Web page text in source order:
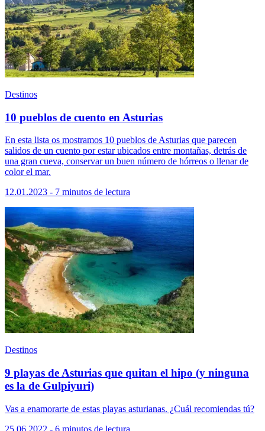
Destinos
10 pueblos de cuento en Asturias
En esta lista os mostramos 10 pueblos de Asturias que parecen
salidos de un cuento por estar ubicados entre montañas, detrás de
una gran cueva, conservar un buen número de hórreos o llenar de
color el mar.
12.01.2023 - 7 minutos de lectura
Destinos
9 playas de Asturias que quitan el hipo (y ninguna
es la de Gulpiyuri)
Vas a enamorarte de estas playas asturianas. ¿Cuál recomiendas tú?
25.06.2022 - 6 minutos de lectura